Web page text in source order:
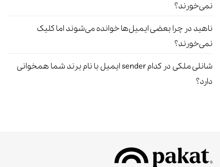
نمی‌خورند؟
ناهید در چرا بعضی ایمیل‌ها خوانده می‌شوند اما کلیک
نمی‌خورند؟
شانلی ملکی در
کدام sender ایمیل با نام برند شما همخوانی
دارد؟